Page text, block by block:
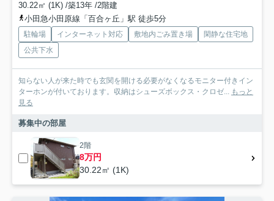
30.22㎡ (1K) /築13年 /2階建
小田急小田原線「百合ヶ丘」駅 徒歩5分
駐輪場 インターネット対応 敷地内ごみ置き場
閑静な住宅地
公共下水
知らない人が来た時でも玄関を開ける必要がなくなるモニター付きイン
ターホンが付いております。収納はシューズボックス・クロゼ... もっと
見る
募集中の部屋
2階
8万円
30.22㎡ (1K)